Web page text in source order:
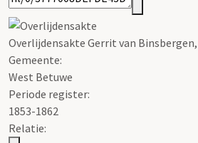
Overlijdensakte Gerrit van Binsbergen,
Gemeente:
West Betuwe
Periode register:
1853-1862
Relatie: